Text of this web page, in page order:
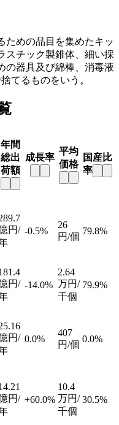
ための品目を集めたキッ
スチック製錐体、細い採
の器具及び綿棒、消毒液
てるものをいう。
年間
総出
荷額
成長率
平均
価格
国産比
率
円/ -0.5%
26
円/個
79.8%
円/ -14.0%
2.64
万円/
千個
79.9%
円/ 0.0%
407
円/個
0.0%
円/ +60.0%
10.4
万円/
千個
30.5%